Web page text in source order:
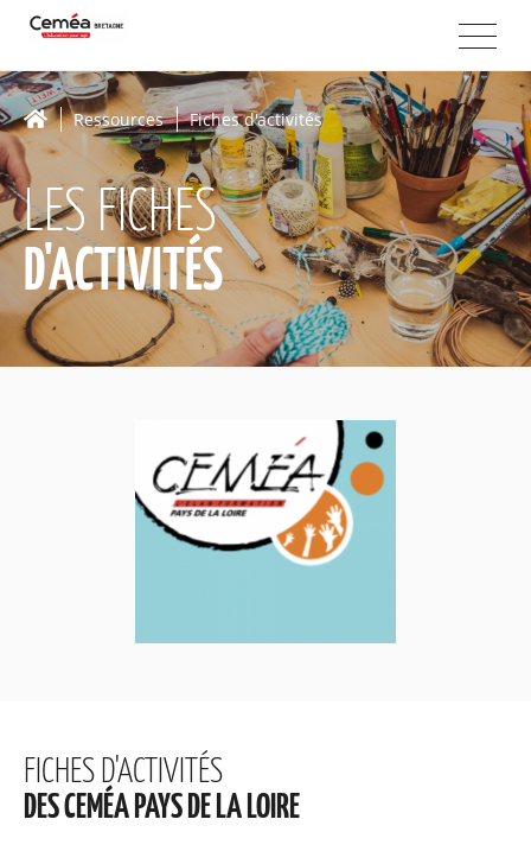
Ressources Fiches d'activités
LES FICHES
D'ACTIVITÉS
FICHES D'ACTIVITÉS
DES CEMÉA PAYS DE LA LOIRE